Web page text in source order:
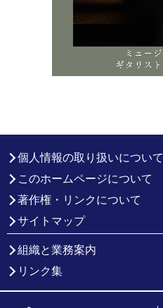
個人情報の取り扱いについて
このホームページについて
著作権・リンクについて
サイトマップ
組織と業務案内
リンク集